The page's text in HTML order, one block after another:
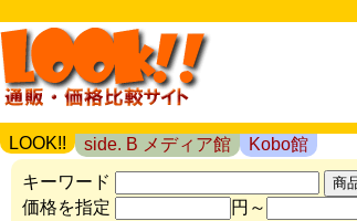
LOOK!! side. B メディア館
Kobo館
キーワード
価格を指定
円～